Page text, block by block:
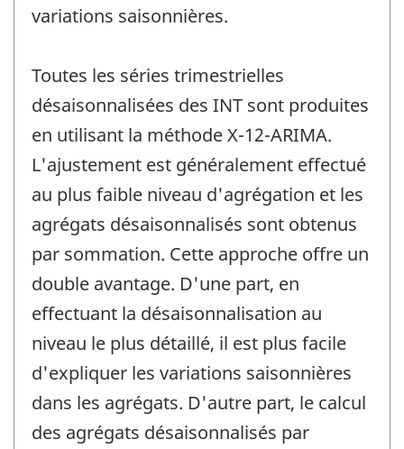
variations saisonnières.
Toutes les séries trimestrielles
désaisonnalisées des INT sont produites
en utilisant la méthode X-12-ARIMA.
L'ajustement est généralement effectué
au plus faible niveau d'agrégation et les
agrégats désaisonnalisés sont obtenus
par sommation. Cette approche offre un
double avantage. D'une part, en
effectuant la désaisonnalisation au
niveau le plus détaillé, il est plus facile
d'expliquer les variations saisonnières
dans les agrégats. D'autre part, le calcul
des agrégats désaisonnalisés par